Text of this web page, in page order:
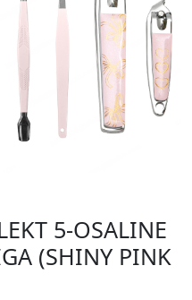
5-OSALINE
(SHINY PINK